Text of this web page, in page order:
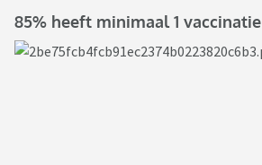
85% heeft minimaal 1 vaccinatie